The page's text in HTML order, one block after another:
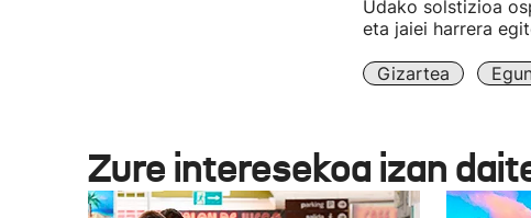
Udako solstizioa
eta jaiei harrera
Gizartea
Zure interesekoa izan